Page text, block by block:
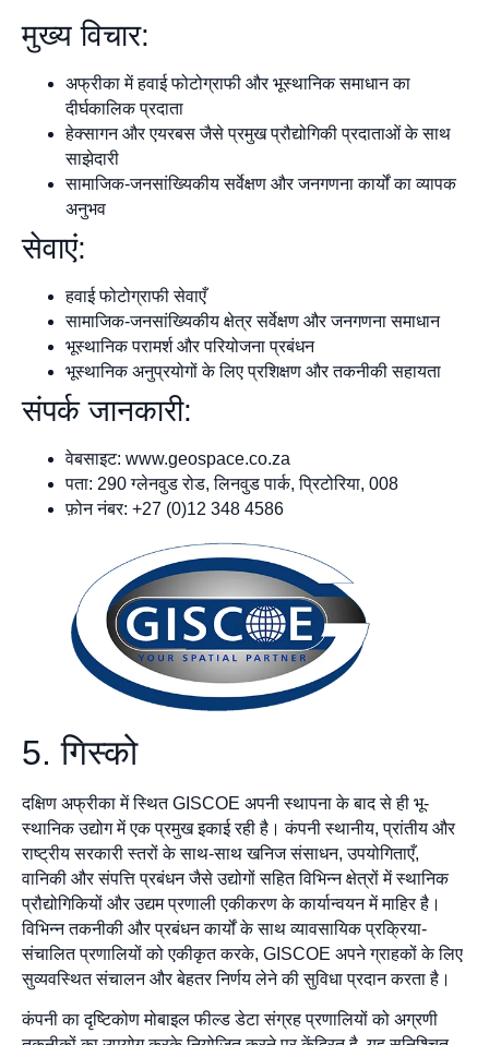
मुख्य विचार:
अफ्रीका में हवाई फोटोग्राफी और भूस्थानिक समाधान का
दीर्घकालिक प्रदाता
हेक्सागन और एयरबस जैसे प्रमुख प्रौद्योगिकी प्रदाताओं के साथ
साझेदारी
सामाजिक-जनसांख्यिकीय सर्वेक्षण और जनगणना कार्यों का व्यापक
अनुभव
सेवाएं:
हवाई फोटोग्राफी सेवाएँ
सामाजिक-जनसांख्यिकीय क्षेत्र सर्वेक्षण और जनगणना समाधान
भूस्थानिक परामर्श और परियोजना प्रबंधन
भूस्थानिक अनुप्रयोगों के लिए प्रशिक्षण और तकनीकी सहायता
संपर्क जानकारी:
वेबसाइट: www.geospace.co.za
पता: 290 ग्लेनवुड रोड, लिनवुड पार्क, प्रिटोरिया, 008
फ़ोन नंबर: +27 (0)12 348 4586
5. गिस्को
दक्षिण अफ्रीका में स्थित GISCOE अपनी स्थापना के बाद से ही भू-
स्थानिक उद्योग में एक प्रमुख इकाई रही है। कंपनी स्थानीय, प्रांतीय और
राष्ट्रीय सरकारी स्तरों के साथ-साथ खनिज संसाधन, उपयोगिताएँ,
वानिकी और संपत्ति प्रबंधन जैसे उद्योगों सहित विभिन्न क्षेत्रों में स्थानिक
प्रौद्योगिकियों और उद्यम प्रणाली एकीकरण के कार्यान्वयन में माहिर है।
विभिन्न तकनीकी और प्रबंधन कार्यों के साथ व्यावसायिक प्रक्रिया-
संचालित प्रणालियों को एकीकृत करके, GISCOE अपने ग्राहकों के लिए
सुव्यवस्थित संचालन और बेहतर निर्णय लेने की सुविधा प्रदान करता है।
कंपनी का दृष्टिकोण मोबाइल फील्ड डेटा संग्रह प्रणालियों को अग्रणी